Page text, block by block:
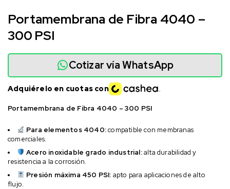
Portamembrana de Fibra 4040 –
300 PSI
Portamembrana de Fibra 4040 – 300 PSI
Para elementos 4040:compatible con membranas
comerciales.
Acero inoxidable grado industrial:alta durabilidad y
resistencia a la corrosión.
Presión máxima 450 PSI: apto para aplicaciones de alto
flujo.
Cotizar vía WhatsApp
Adquiérelo en cuotas con